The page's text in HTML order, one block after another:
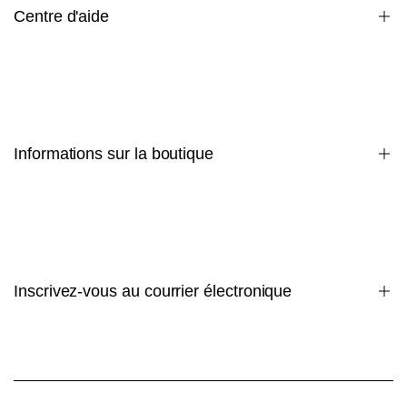
Centre d'aide
Politique d'expédition
Informations sur la boutique
Vidéo Youtube
Collaborations
Inscrivez-vous au courrier électronique
ventes, du contenu exclusif, des événements et bien plus encore !